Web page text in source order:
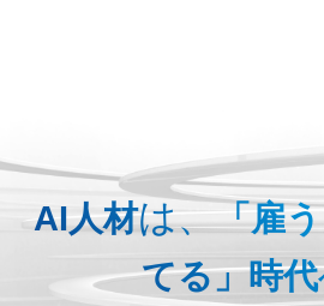
AI人材は、「雇
てる」時代